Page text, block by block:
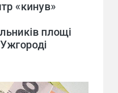
«кинув»
площі